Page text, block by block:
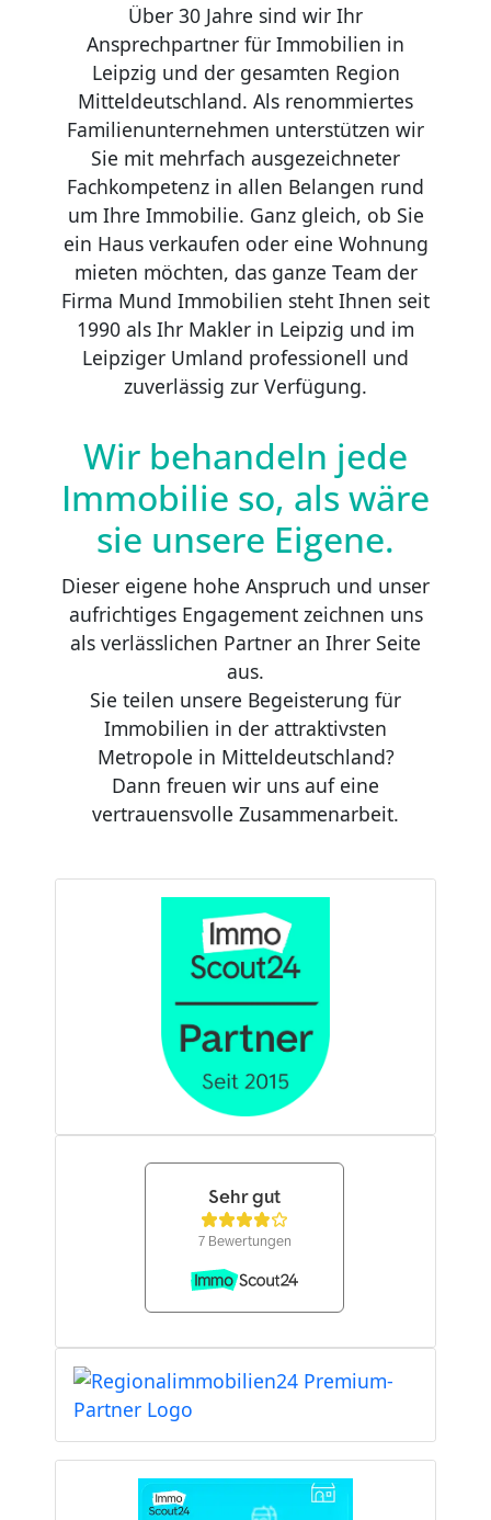
Über 30 Jahre sind wir Ihr
Ansprechpartner für Immobilien in
Leipzig und der gesamten Region
Mitteldeutschland. Als renommiertes
Familienunternehmen unterstützen wir
Sie mit mehrfach ausgezeichneter
Fachkompetenz in allen Belangen rund
um Ihre Immobilie. Ganz gleich, ob Sie
ein Haus verkaufen oder eine Wohnung
mieten möchten, das ganze Team der
Firma Mund Immobilien steht Ihnen seit
1990 als Ihr Makler in Leipzig und im
Leipziger Umland professionell und
zuverlässig zur Verfügung.
Wir behandeln jede
Immobilie so, als wäre
sie unsere Eigene.
Dieser eigene hohe Anspruch und unser
aufrichtiges Engagement zeichnen uns
als verlässlichen Partner an Ihrer Seite
aus.
Sie teilen unsere Begeisterung für
Immobilien in der attraktivsten
Metropole in Mitteldeutschland?
Dann freuen wir uns auf eine
vertrauensvolle Zusammenarbeit.